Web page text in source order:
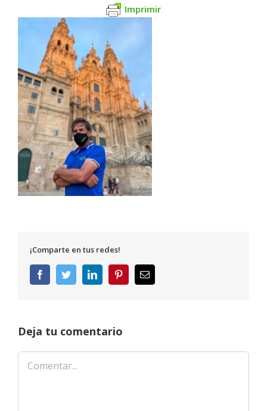
Imprimir
¡Comparte en tus redes!
FacebookTwitterLinkedInPinterestCorreo
electrónico
Deja tu comentario
Comentar